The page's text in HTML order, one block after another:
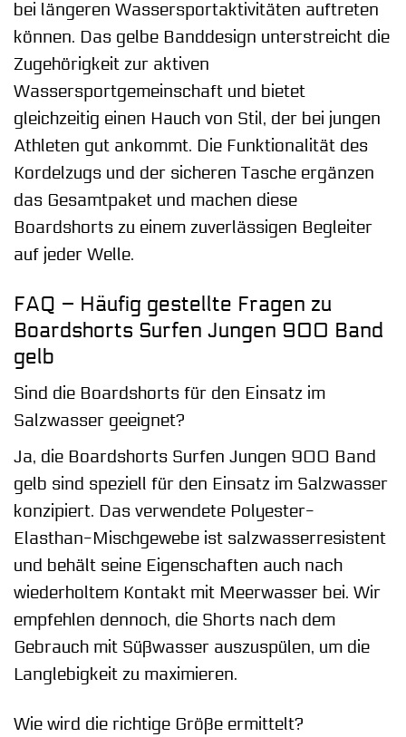
bei längeren Wassersportaktivitäten auftreten
können. Das gelbe Banddesign unterstreicht die
Zugehörigkeit zur aktiven
Wassersportgemeinschaft und bietet
gleichzeitig einen Hauch von Stil, der bei jungen
Athleten gut ankommt. Die Funktionalität des
Kordelzugs und der sicheren Tasche ergänzen
das Gesamtpaket und machen diese
Boardshorts zu einem zuverlässigen Begleiter
auf jeder Welle.
FAQ – Häufig gestellte Fragen zu
Boardshorts Surfen Jungen 900 Band
gelb
Sind die Boardshorts für den Einsatz im
Salzwasser geeignet?
Ja, die Boardshorts Surfen Jungen 900 Band
gelb sind speziell für den Einsatz im Salzwasser
konzipiert. Das verwendete Polyester-
Elasthan-Mischgewebe ist salzwasserresistent
und behält seine Eigenschaften auch nach
wiederholtem Kontakt mit Meerwasser bei. Wir
empfehlen dennoch, die Shorts nach dem
Gebrauch mit Süßwasser auszuspülen, um die
Langlebigkeit zu maximieren.
Wie wird die richtige Größe ermittelt?